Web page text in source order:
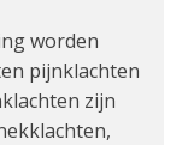
worden
pijnklachten
zijn